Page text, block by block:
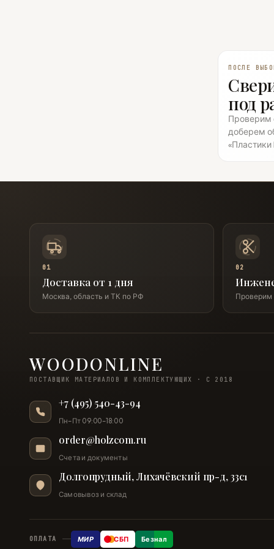
ПОСЛЕ
под
Проверим
доберем
«Пластики
01
Доставка от 1 дня
Москва, область и ТК по РФ
02
Проверим
WOODONLINE
ПОСТАВЩИК МАТЕРИАЛОВ И КОМПЛЕКТУЮЩИХ · С 2018
+7 (495) 540-43-94
Пн–Пт 09:00–18:00
order@holzcom.ru
Счета и документы
Долгопрудный, Лихачёвский пр-д, 33с1
Самовывоз и склад
ОПЛАТА МИР СБП Безнал